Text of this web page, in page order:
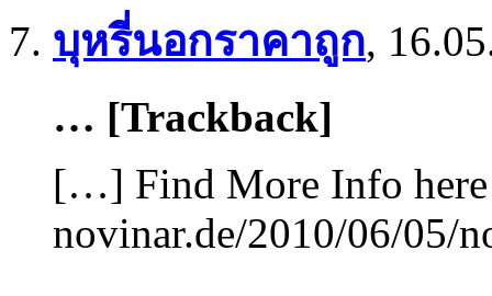
บุหรี่นอกราคาถูก,
… [Trackback]
[…] Find More Info here
novinar.de/2010/06/